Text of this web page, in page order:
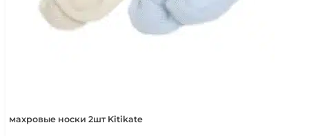
махровые носки 2шт Kitikate